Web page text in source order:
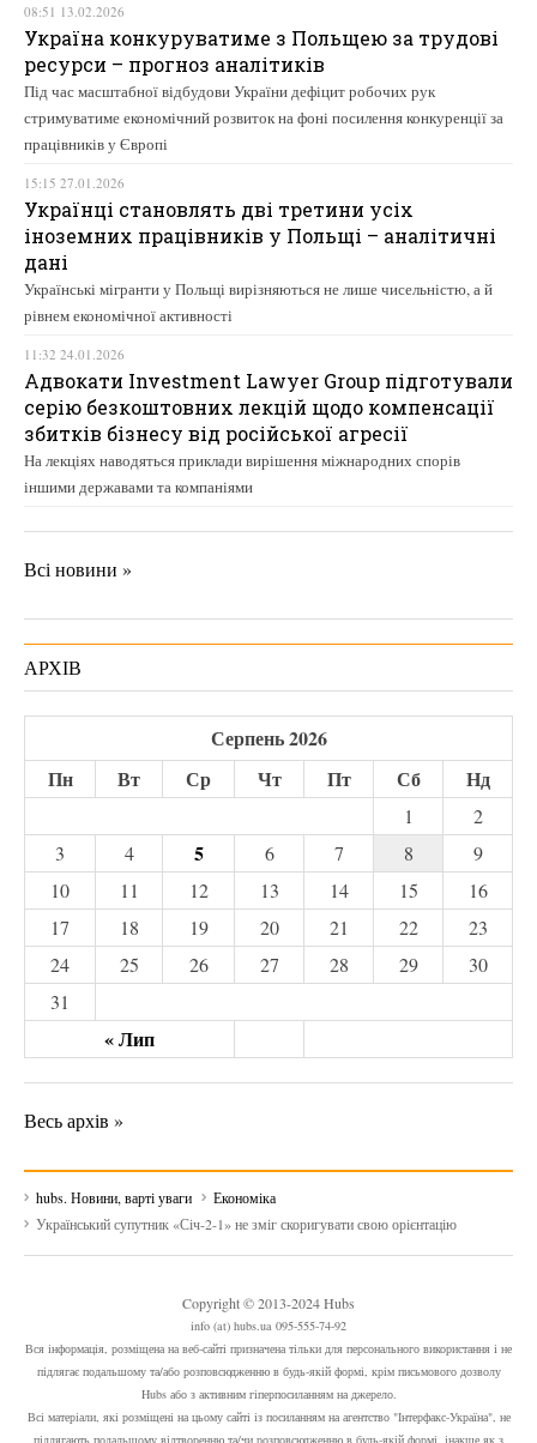
08:51 13.02.2026
Україна конкуруватиме з Польщею за трудові
ресурси – прогноз аналітиків
Під час масштабної відбудови України дефіцит робочих рук
стримуватиме економічний розвиток на фоні посилення конкуренції за
працівників у Європі
15:15 27.01.2026
Українці становлять дві третини усіх
іноземних працівників у Польщі – аналітичні
дані
Українські мігранти у Польщі вирізняються не лише чисельністю, а й
рівнем економічної активності
11:32 24.01.2026
Адвокати Investment Lawyer Group підготували
серію безкоштовних лекцій щодо компенсації
збитків бізнесу від російської агресії
На лекціях наводяться приклади вирішення міжнародних спорів
іншими державами та компаніями
Всі новини »
АРХІВ
Серпень 2026
Пн
Вт Ср Чт Пт Сб Нд
« Лип
1
2
3
4 5 6 7 8
9
10
11 12 13 14 15
16
17
18 19 20 21 22
23
24
25 26 27 28 29
30
31
Весь архів »
hubs. Новини, варті уваги
Економіка
Український супутник «Січ-2-1» не зміг скоригувати свою орієнтацію
Copyright © 2013-2024 Hubs
info (at) hubs.ua 095-555-74-92
Вся інформація, розміщена на веб-сайті призначена тільки для персонального використання і не
підлягає подальшому та/або розповсюдженню в будь-якій формі, крім письмового дозволу
Hubs або з активним гіперпосиланням на джерело.
Всі матеріали, які розміщені на цьому сайті із посиланням на агентство "Інтерфакс-Україна", не
підлягають подальшому відтворенню та/чи розповсюдженню в будь-якій формі, інакше як з